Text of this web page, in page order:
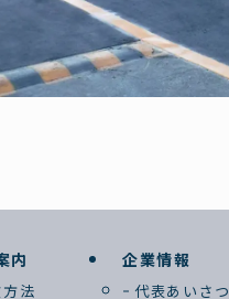
内
法
企業情報
代表あいさつ